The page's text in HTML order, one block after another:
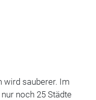
wird sauberer. Im
noch 25 Städte